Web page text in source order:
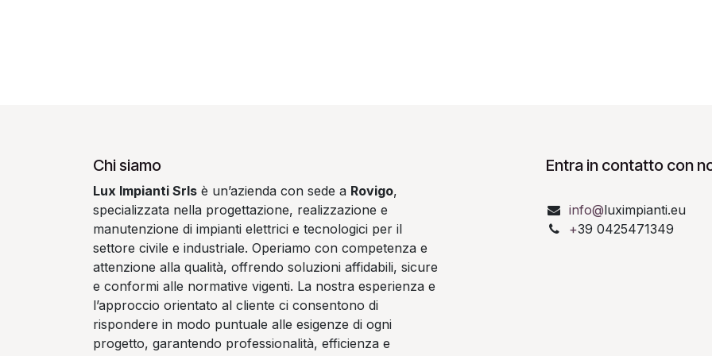
Chi siamo
Lux Impianti Srls è un’azienda con sede a Rovigo,
specializzata nella progettazione, realizzazione e
manutenzione di impianti elettrici e tecnologici per il
settore civile e industriale. Operiamo con competenza e
attenzione alla qualità, offrendo soluzioni affidabili, sicure
e conformi alle normative vigenti. La nostra esperienza e
l’approccio orientato al cliente ci consentono di
rispondere in modo puntuale alle esigenze di ogni
progetto, garantendo professionalità, efficienza e
Entra in contatto con
info@luximpianti.eu
+39 0425471349